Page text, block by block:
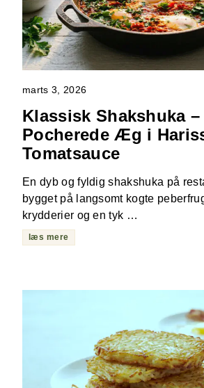
marts 3, 2026
Klassisk Shakshuka –
Pocherede Æg i
Tomatsauce
En dyb og fyldig shakshuka på
bygget på langsomt kogte
krydderier og en tyk …
læs mere